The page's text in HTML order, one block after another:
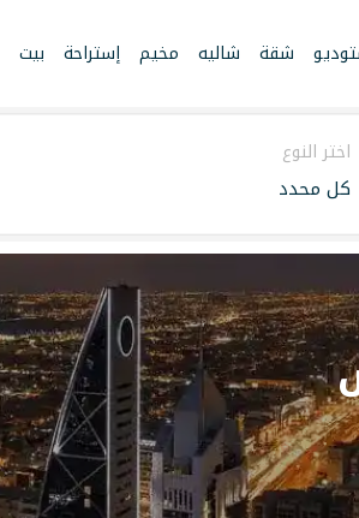
شقة شاليه مخيم إستراحة بيت
اختر النوع
كل محدد
وشقق ومزارع